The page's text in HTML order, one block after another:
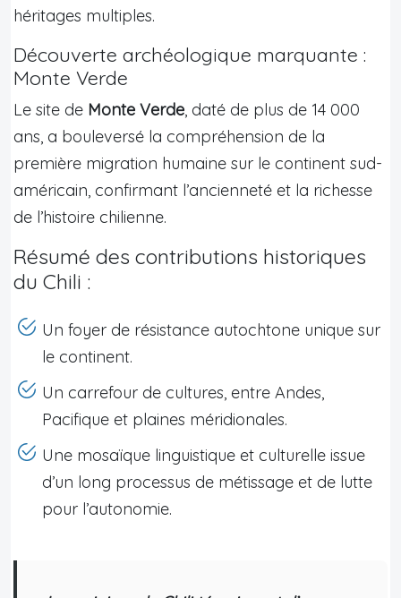
héritages multiples.
Découverte archéologique marquante :
Monte Verde
Le site de Monte Verde, daté de plus de 14 000
ans, a bouleversé la compréhension de la
première migration humaine sur le continent sud-
américain, confirmant l’ancienneté et la richesse
de l’histoire chilienne.
Résumé des contributions historiques
du Chili :
Un foyer de résistance autochtone unique sur
le continent.
Un carrefour de cultures, entre Andes,
Pacifique et plaines méridionales.
Une mosaïque linguistique et culturelle issue
d’un long processus de métissage et de lutte
pour l’autonomie.